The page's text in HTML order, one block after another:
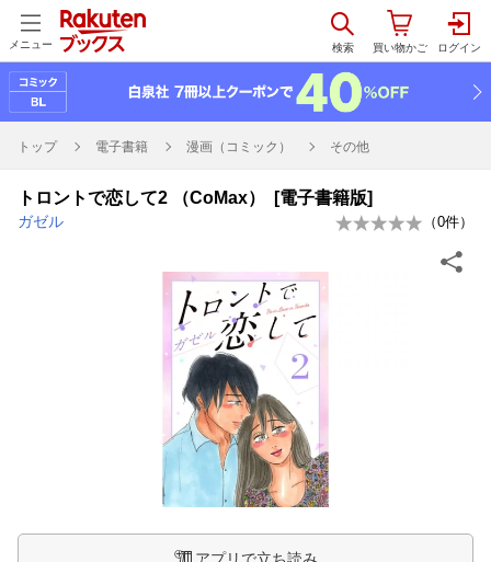
メニュー
トップ 電子書籍 漫画（コミック） その他
トロントで恋して2 （CoMax） [電子書籍版]
ガゼル （0件）